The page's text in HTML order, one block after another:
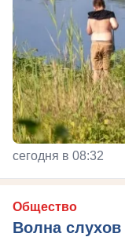
сегодня в 08:32
Общество
Волна